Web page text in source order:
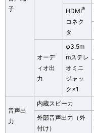
子
HDMI®
コネク
タ
オーデ
ィオ出
力
φ3.5m
mステレ
オミニ
ジャッ
ク×1
音声出
力
内蔵スピーカ
外部音声出力（外
付け）